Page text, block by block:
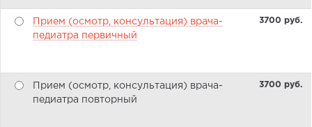
Прием (осмотр, консультация) врача-
педиатра первичный
3700 pуб.
Прием (осмотр, консультация) врача-
педиатра повторный
3700 pуб.